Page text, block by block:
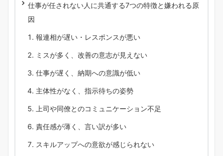
仕事が任されない人に共通する7つの特徴と嫌われる原
因
報連相が遅い・レスポンスが悪い
ミスが多く、改善の意志が見えない
仕事が遅く、納期への意識が低い
主体性がなく、指示待ちの姿勢
上司や同僚とのコミュニケーション不足
責任感が薄く、言い訳が多い
スキルアップへの意欲が感じられない